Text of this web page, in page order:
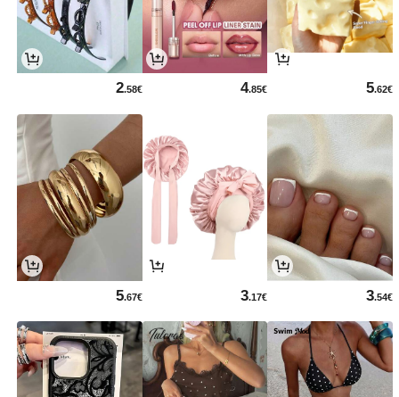
5.62€
4.85€
2.58€
3.54€
3.17€
5.67€